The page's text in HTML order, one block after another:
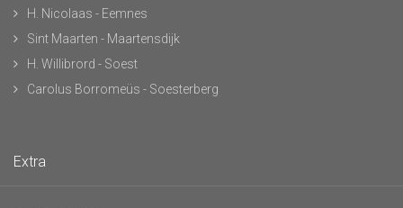
H. Nicolaas - Eemnes
Sint Maarten - Maartensdijk
H. Willibrord - Soest
Carolus Borromeüs - Soesterberg
Extra